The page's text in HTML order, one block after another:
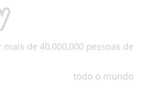
de 40,000,000 pessoas de
todo o mundo